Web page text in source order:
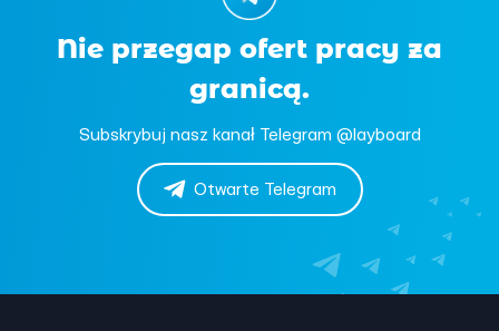
Nie przegap ofert pracy za
granicą.
Subskrybuj nasz kanał Telegram @layboard
Otwarte Telegram